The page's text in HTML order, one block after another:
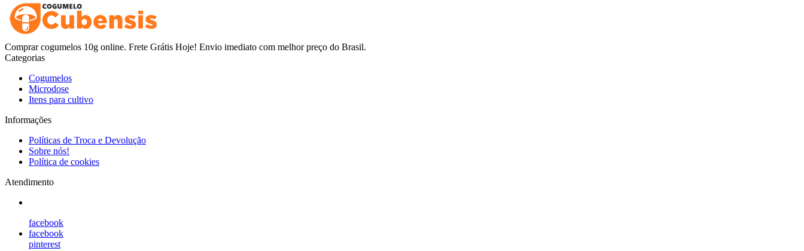
Comprar cogumelos 10g online. Frete Grátis Hoje! Envio imediato com melhor preço do Brasil.
Categorias
Cogumelos
Microdose
Itens para cultivo
Informações
Políticas de Troca e Devolução
Sobre nós!
Política de cookies
Atendimento
facebook
facebook
pinterest